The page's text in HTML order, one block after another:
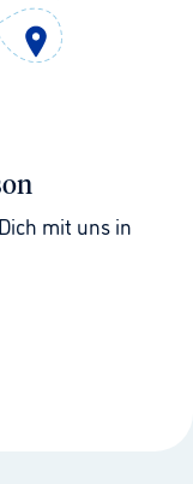
mit uns in